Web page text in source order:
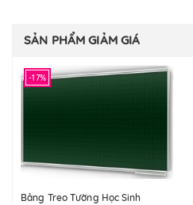
SẢN PHẨM GIẢM GIÁ
-17%
Bảng Treo Tường Học Sinh